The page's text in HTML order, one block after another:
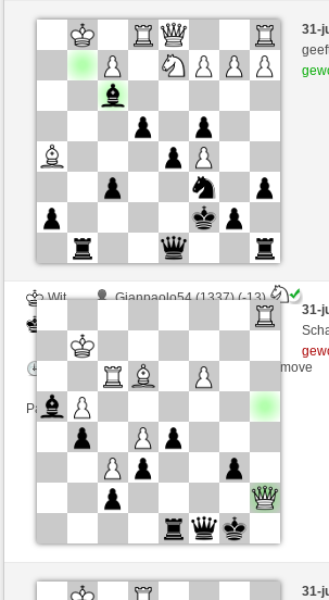
Wit
Wiliermontegrappa (1526) (+11)
Zwart
RezaSd (1410) (-11)
Speelduur: 6 minutes/side + 0 seconds/move
Partij telt mee voor de ranglijst
31-
Wit
Gianpaolo54 (1337) (-13)
Speelduur: 6 minutes/side + 0 seconds/move
Partij telt mee voor de ranglijst
31-
Wit
Chesski123 (1789) (+3)
31-